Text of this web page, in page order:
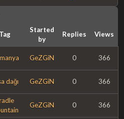
Tag
Started
by
Replies Views
GeZGiN 0 366
dağı GeZGiN 0 366
GeZGiN 0 366